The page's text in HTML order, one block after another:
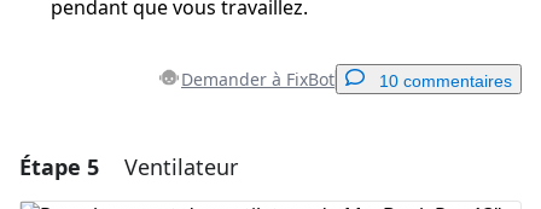
pendant que vous travaillez.
Demander à FixBot 10 commentaires
Ajouter un commentaire
Étape 5 Ventilateur